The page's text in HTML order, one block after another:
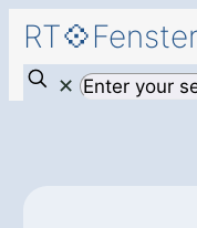
RT💠Fenster
✕